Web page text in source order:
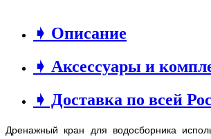
➧ Описание
➧ Аксессуары и
➧ Доставка по всей
Дренажный кран для водосборника